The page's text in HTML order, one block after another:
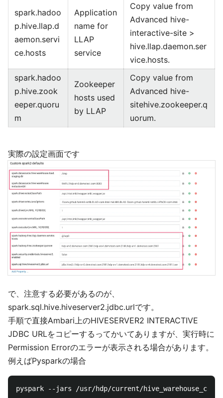
spark.hadoo
p.hive.llap.d
aemon.servi
ce.hosts
Application
name for
LLAP
service
Copy value from
Advanced hive-
interactive-site >
hive.llap.daemon.ser
vice.hosts.
spark.hadoo
p.hive.zook
eeper.quoru
m
Zookeeper
hosts used
by LLAP
Copy value from
Advanced hive-
sitehive.zookeeper.q
uorum.
実際の設定画面です
で、注意する必要があるのが、
spark.sql.hive.hiveserver2.jdbc.urlです。
手順で直接Ambari上のHIVESERVER2 INTERACTIVE
JDBC URLをコピーするってかいてありますが、実行時に
Permission Errorのエラーが表示される場合があります。
例えばPysparkの場合
pyspark --jars /usr/hdp/current/